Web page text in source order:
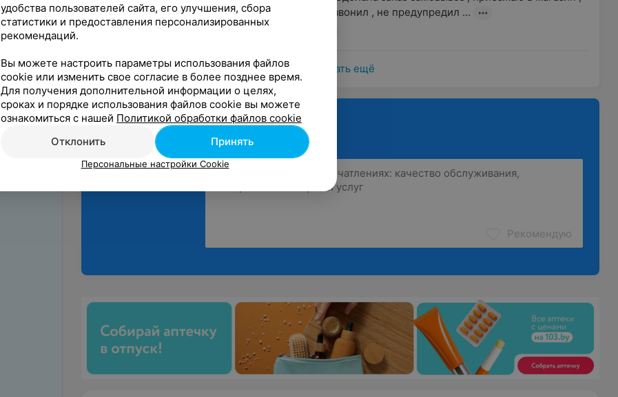
а он закрыт . Никто не позвонил , не предупредил ...
Показать ещё
Поделитесь
мнением
Рекомендую
удобства пользователей сайта, его улучшения, сбора
статистики и предоставления персонализированных
рекомендаций.
Вы можете настроить параметры использования файлов
cookie или изменить свое согласие в более позднее время.
Для получения дополнительной информации о целях,
сроках и порядке использования файлов cookie вы можете
ознакомиться с нашей Политикой обработки файлов cookie
Отклонить
Принять
Персональные настройки Cookie